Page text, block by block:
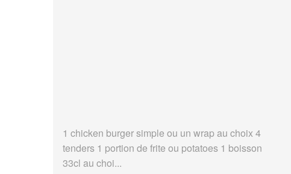
1 chicken burger simple ou un wrap au choix 4
tenders 1 portion de frite ou potatoes 1 boisson
33cl au choi...